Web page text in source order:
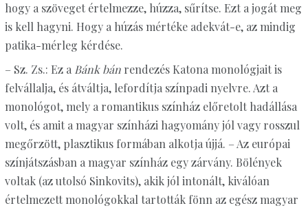
hogy a szöveget értelmezze, húzza, sűrítse. Ezt a jogát meg
is kell hagyni. Hogy a húzás mértéke adekvát-e, az mindig
patika-mérleg kérdése.
– Sz. Zs.: Ez a Bánk bánrendezés Katona monológjait is
felvállalja, és átváltja, lefordítja színpadi nyelvre. Azt a
monológot, mely a romantikus színház előretolt hadállása
volt, és amit a magyar színházi hagyomány jól vagy rosszul
megőrzött, plasztikus formában alkotja újjá. – Az európai
színjátszásban a magyar színház egy zárvány. Bölények
voltak (az utolsó Sinkovits), akik jól intonált, kiválóan
értelmezett monológokkal tartották fönn az egész magyar